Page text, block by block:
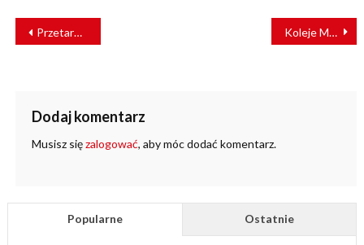
NAWIGACJA
WPISU
Przetarg na nowe EZT dla Pomorza Zachodniego bez rozstrzygnięcia Koleje Małopolskie podpisały umowę z NEWAG S.A.
Dodaj komentarz
Musisz sięzalogować, aby móc dodać komentarz.
Popularne Ostatnie